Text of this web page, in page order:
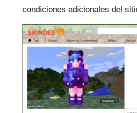
condiciones adicionales del